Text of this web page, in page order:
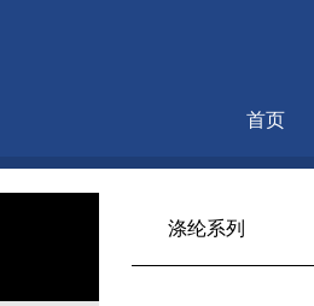
首页
涤纶系列